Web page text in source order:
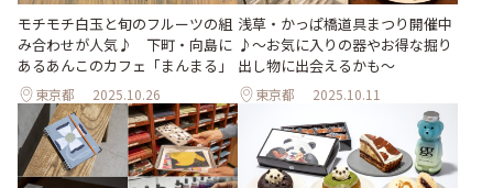
モチモチ白玉と旬のフルーツの組
み合わせが人気♪ 下町・向島に
あるあんこのカフェ「まんまる」
東京都 2025.10.26
浅草・かっぱ橋道具まつり開催中
♪～お気に入りの器やお得な掘り
出し物に出会えるかも～
東京都 2025.10.11